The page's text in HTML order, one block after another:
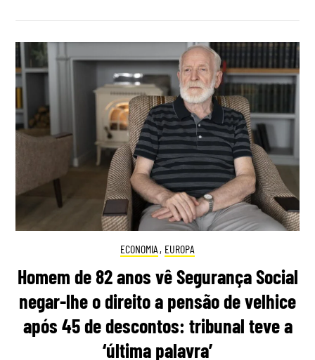
ECONOMIA , EUROPA
Homem de 82 anos vê Segurança Social
negar-lhe o direito a pensão de velhice
após 45 de descontos: tribunal teve a
‘última palavra’